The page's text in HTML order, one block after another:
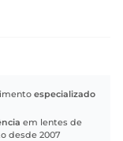
especializado
em lentes de
desde 2007